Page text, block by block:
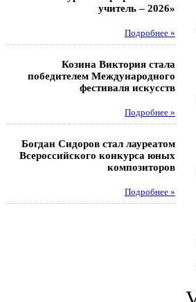
учитель – 2026»
Подробнее »
Козина Виктория стала
победителем Международного
фестиваля искусств
Подробнее »
Богдан Сидоров стал лауреатом
Всероссийского конкурса юных
композиторов
Подробнее »